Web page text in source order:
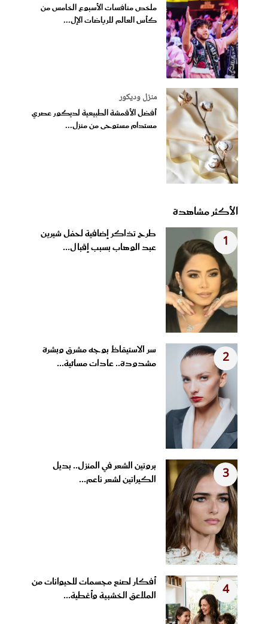
ملخص منافسات الأسبوع الخامس من
كأس العالم للرياضات الإل...
منزل وديكور
أفضل الأقمشة الطبيعية لديكور عصري
مستدام مستوحى من منزل...
الأكثر مشاهدة
1
طرح تذاكر إضافية لحفل شيرين
عبد الوهاب بسبب إقبال...
2
سر الاستيقاظ بوجه مشرق وبشرة
مشدودة.. عادات مسائية...
3
بروتين الشعر في المنزل.. بديل
الكيراتين لشعر ناعم...
4
أفكار لصنع مجسمات للحيوانات من
الملاعق الخشبية وأغطية...